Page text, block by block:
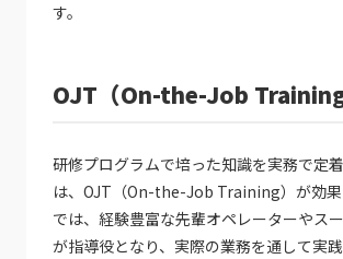
す。
OJT（On-the-Job
研修プログラムで培った知識を実務で定
は、OJT（On-the-Job Training）が効果
では、経験豊富な先輩オペレーターやス
が指導役となり、実際の業務を通して実